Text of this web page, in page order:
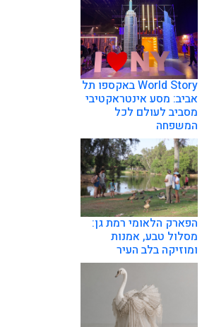
World Story באקספו תל
אביב: מסע אינטראקטיבי
מסביב לעולם לכל
המשפחה
הפארק הלאומי רמת גן:
מסלול טבע, אמנות
ומוזיקה בלב העיר